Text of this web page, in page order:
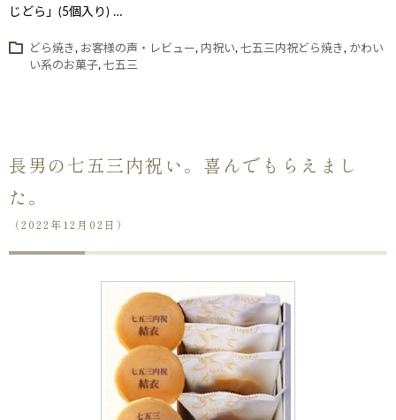
じどら」(5個入り) …
どら焼き, お客様の声・レビュー, 内祝い, 七五三内祝どら焼き, かわい
い系のお菓子, 七五三
長男の七五三内祝い。喜んでもらえまし
た。
（2022年12月02日）